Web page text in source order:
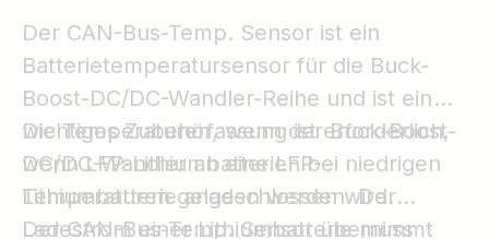
Orion
SmartShunt
Der CAN-Bus-Temp. Sensor ist ein
Batterietemperatursensor für die Buck-
Boost-DC/DC-Wandler-Reihe und ist ein
wichtiges Zubehör, wenn der Buck-Boost-
DC/DC-Wandler an eine LFP-
Lithiumbatterie angeschlossen wird.
Die Temperaturerfassung ist erforderlich,
wenn LFP-Lithiumbatterien bei niedrigen
Temperaturen geladen werden. Der
Ladestrom einer Lithiumbatterie muss
Der CAN-Bus-Temp. Sensor übernimmt